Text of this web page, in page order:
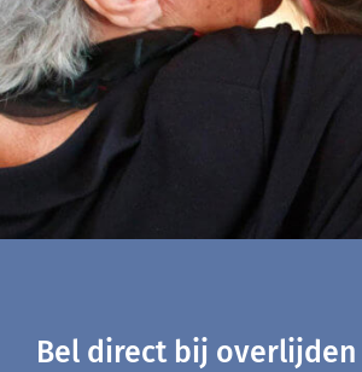
Bel direct bij overlijden